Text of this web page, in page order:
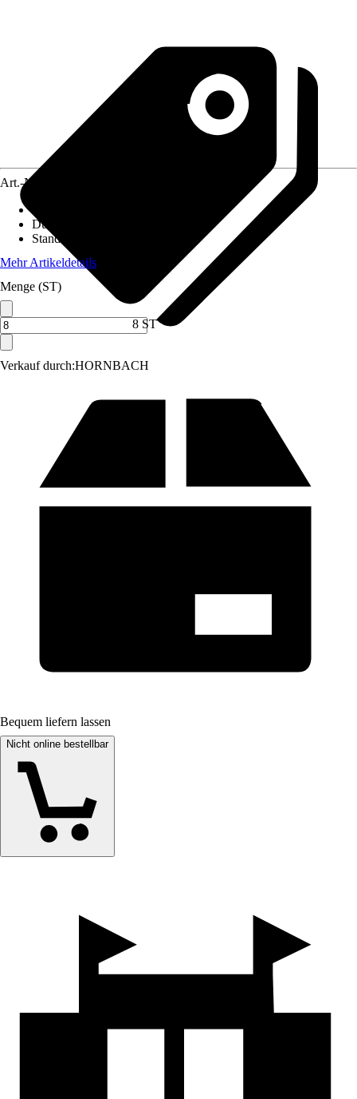
Verkauf durch:HORNBACH
Art.-Nr.
Durchmesser Kulturtopf
Standort
Mehr Artikeldetails
Menge (ST)
8 ST
Bequem liefern lassen
Nicht online bestellbar